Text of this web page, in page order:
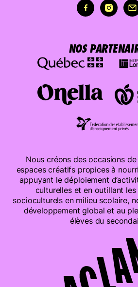
NOS
Nous créons des occasions
espaces créatifs propices à
appuyant le déploiement
culturelles et en outillant
socioculturels en milieu scolaire,
développement global et au
élèves du